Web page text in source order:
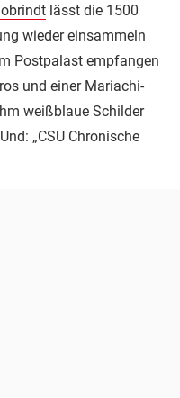
lässt die 1500
wieder einsammeln
Postpalast empfangen
und einer Mariachi-
weißblaue Schilder
„CSU Chronische